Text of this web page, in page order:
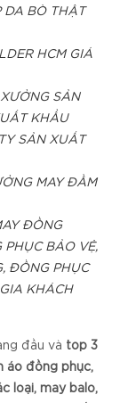
DA BÒ THẬT
HCM GIÁ
SẢN
KHẨU
SẢN XUẤT
MAY ĐẦM
ĐỒNG
BẢO VỆ,
ĐỒNG PHỤC
KHÁCH
đầu và top 3
áo đồng phục,
loại, may balo,